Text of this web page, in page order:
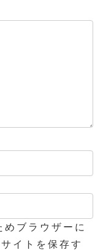
ブラウザーに
イトを保存す